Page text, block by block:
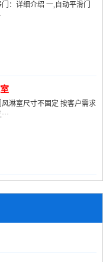
：详细介绍 一,自动平滑门
淋室尺寸不固定 按客户需求